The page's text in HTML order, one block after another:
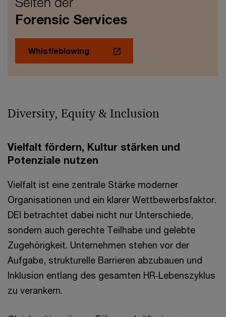
Forensic Services
Whistleblowing
Diversity, Equity & Inclusion
Vielfalt fördern, Kultur stärken und
Potenziale nutzen
Vielfalt ist eine zentrale Stärke moderner
Organisationen und ein klarer Wettbewerbsfaktor.
DEI betrachtet dabei nicht nur Unterschiede,
sondern auch gerechte Teilhabe und gelebte
Zugehörigkeit. Unternehmen stehen vor der
Aufgabe, strukturelle Barrieren abzubauen und
Inklusion entlang des gesamten HR‑Lebenszyklus
zu verankern.